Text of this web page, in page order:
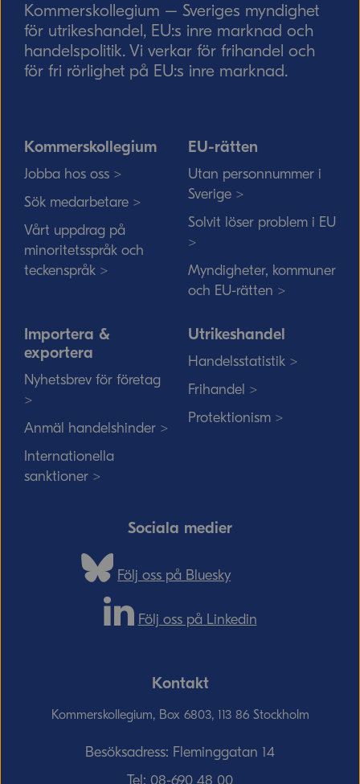
Kommerskollegium – Sveriges myndighet
för utrikeshandel, EU:s inre marknad och
handelspolitik. Vi verkar för frihandel och
för fri rörlighet på EU:s inre marknad.
Kommerskollegium
Jobba hos oss >
Sök medarbetare >
Vårt uppdrag på
minoritetsspråk och
teckenspråk >
EU-rätten
Utan personnummer i
Sverige >
Solvit löser problem i EU
>
Myndigheter, kommuner
och EU-rätten >
Importera &
exportera
Nyhetsbrev för företag
>
Anmäl handelshinder >
Internationella
sanktioner >
Utrikeshandel
Handelsstatistik >
Frihandel >
Protektionism >
Sociala medier
Följ oss på Bluesky
Följ oss på Linkedin
Kontakt
Kommerskollegium, Box 6803, 113 86 Stockholm
Besöksadress: Fleminggatan 14
Tel: 08-690­ 48­ 00